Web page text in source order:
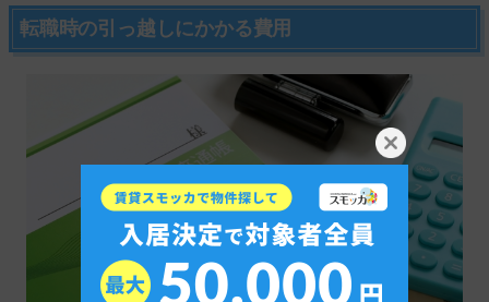
転職時の引っ越しにかかる費用